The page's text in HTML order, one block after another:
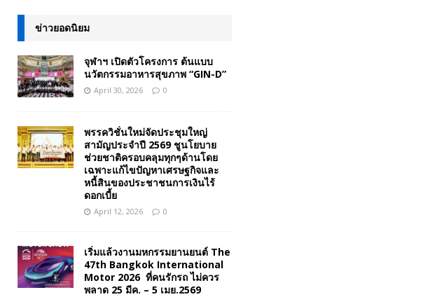
ข่าวยอดนิยม
จุฬาฯ เปิดตัวโครงการ ต้นแบบ
นวัตกรรมอาหารสุขภาพ “GIN-D”
April 30, 2026 0
พรรควิชั่นใหม่จัดประชุมใหญ่
สามัญประจำปี 2569 ชูนโยบาย
ช่วยชาติครอบคลุมทุกๆด้านโดย
เฉพาะแก้ไขปัญหาเศรษฐกิจและ
หนี้สินของประชาชนการเงินไร้
ดอกเบี้ย
April 12, 2026 0
เริ่มแล้วงานมหกรรมยานยนต์ The
47th Bangkok International
Motor 2026 ที่คนรักรถ ไม่ควร
พลาด 25 มีค. – 5 เมย.2569